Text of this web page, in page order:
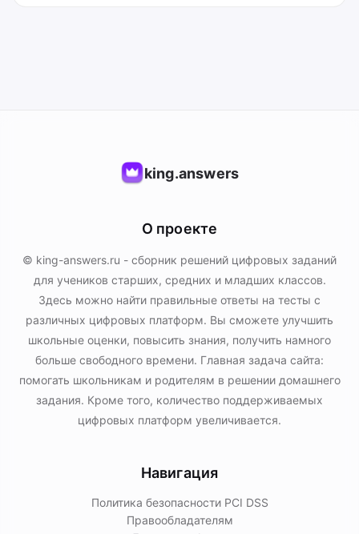
king.answers
О проекте
© king-answers.ru - сборник решений цифровых заданий
для учеников старших, средних и младших классов.
Здесь можно найти правильные ответы на тесты с
различных цифровых платформ. Вы сможете улучшить
школьные оценки, повысить знания, получить намного
больше свободного времени. Главная задача сайта:
помогать школьникам и родителям в решении домашнего
задания. Кроме того, количество поддерживаемых
цифровых платформ увеличивается.
Навигация
Политика безопасности PСI DSS
Правообладателям